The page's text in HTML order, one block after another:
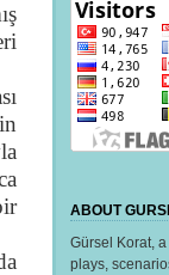
ABOUT
Gürsel Korat,
plays,